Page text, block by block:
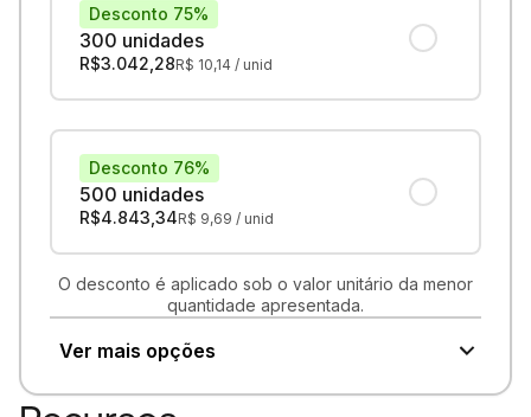
300 unidades
Desconto 75%
R$3.042,28R$ 10,14 / unid
500 unidades
Desconto 76%
R$4.843,34R$ 9,69 / unid
O desconto é aplicado sob o valor unitário da menor
quantidade apresentada.
Ver mais opções